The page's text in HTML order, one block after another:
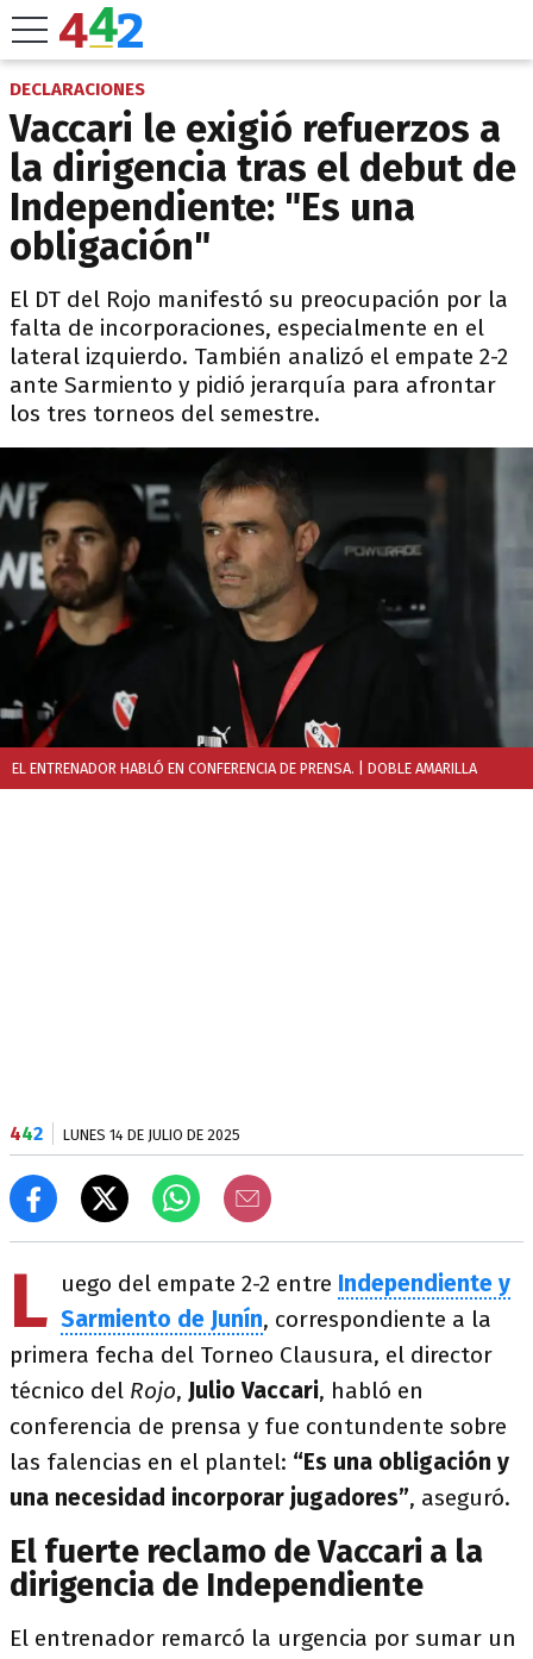
DECLARACIONES
Vaccari le exigió refuerzos a
la dirigencia tras el debut de
Independiente: "Es una
obligación"
El DT del Rojo manifestó su preocupación por la
falta de incorporaciones, especialmente en el
lateral izquierdo. También analizó el empate 2-2
ante Sarmiento y pidió jerarquía para afrontar
los tres torneos del semestre.
EL ENTRENADOR HABLÓ EN CONFERENCIA DE PRENSA. | DOBLE AMARILLA
442 LUNES 14 DE JULIO DE 2025
L uego del empate 2-2 entre Independiente y
Sarmiento de Junín, correspondiente a la
primera fecha del Torneo Clausura, el director
técnico del Rojo, Julio Vaccari, habló en
conferencia de prensa y fue contundente sobre
las falencias en el plantel: “Es una obligación y
una necesidad incorporar jugadores”, aseguró.
El fuerte reclamo de Vaccari a la
dirigencia de Independiente
El entrenador remarcó la urgencia por sumar un